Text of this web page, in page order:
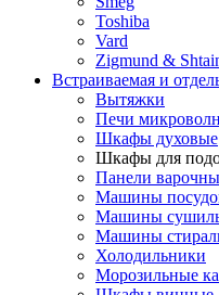
Toshiba
Vard
Zigmund &
Встраиваемая и
Вытяжки
Печи
Шкафы духовые
Шкафы для
Панели
Машины
Машины
Машины
Холодильники
Морозильные